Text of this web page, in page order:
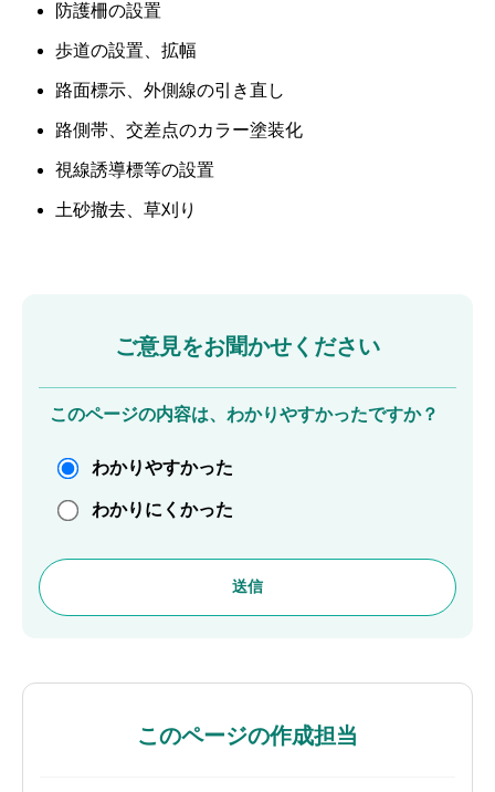
防護柵の設置
歩道の設置、拡幅
路面標示、外側線の引き直し
路側帯、交差点のカラー塗装化
視線誘導標等の設置
土砂撤去、草刈り
ご意見をお聞かせください
このページの内容は、わかりやすかったですか？
わかりやすかった
わかりにくかった
このページの作成担当